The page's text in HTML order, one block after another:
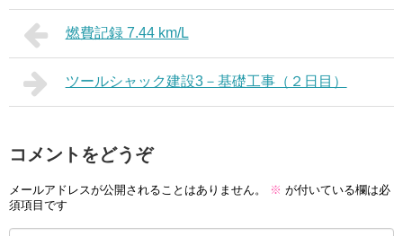
燃費記録 7.44 km/L
ツールシャック建設3－基礎工事（２日目）
コメントをどうぞ
メールアドレスが公開されることはありません。 ※ が付いている欄は必
須項目です